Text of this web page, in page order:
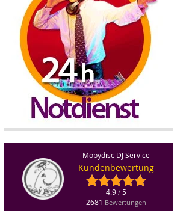
richtig schöne Feier. Die Kommunikation
Mobydisc DJ Service
Kundenbewertung
4.9 / 5
2681 Bewertungen